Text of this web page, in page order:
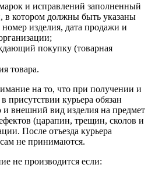
и исправлений заполненный
в котором должны быть указаны
изделия, дата продажи и
покупку (товарная
товара.
на то, что при получении и
присутствии курьера обязан
внешний вид изделия на предмет
(царапин, трещин, сколов и
После отъезда курьера
не принимаются.
не производится если: